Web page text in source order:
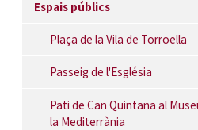
Espais públics
Plaça de la Vila de Torroella
Passeig de l'Església
Pati de Can Quintana al
la Mediterrània